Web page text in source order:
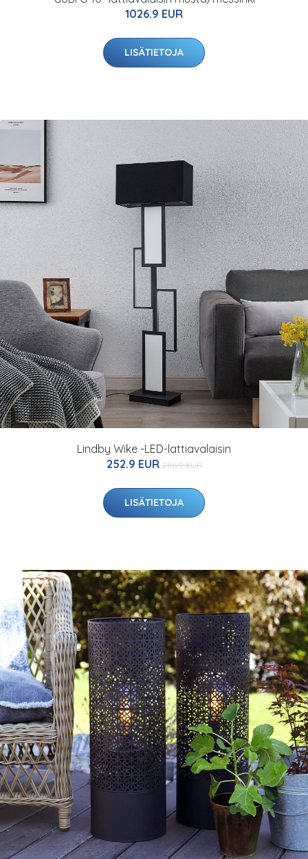
1026.9 EUR
LISÄTIETOJA
Lindby Wike -LED-lattiavalaisin
252.9 EUR 286.9 EUR
LISÄTIETOJA